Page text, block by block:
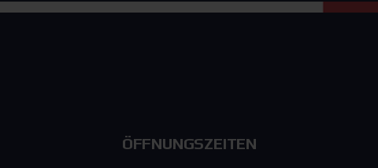
ÖFFNUNGSZEITEN